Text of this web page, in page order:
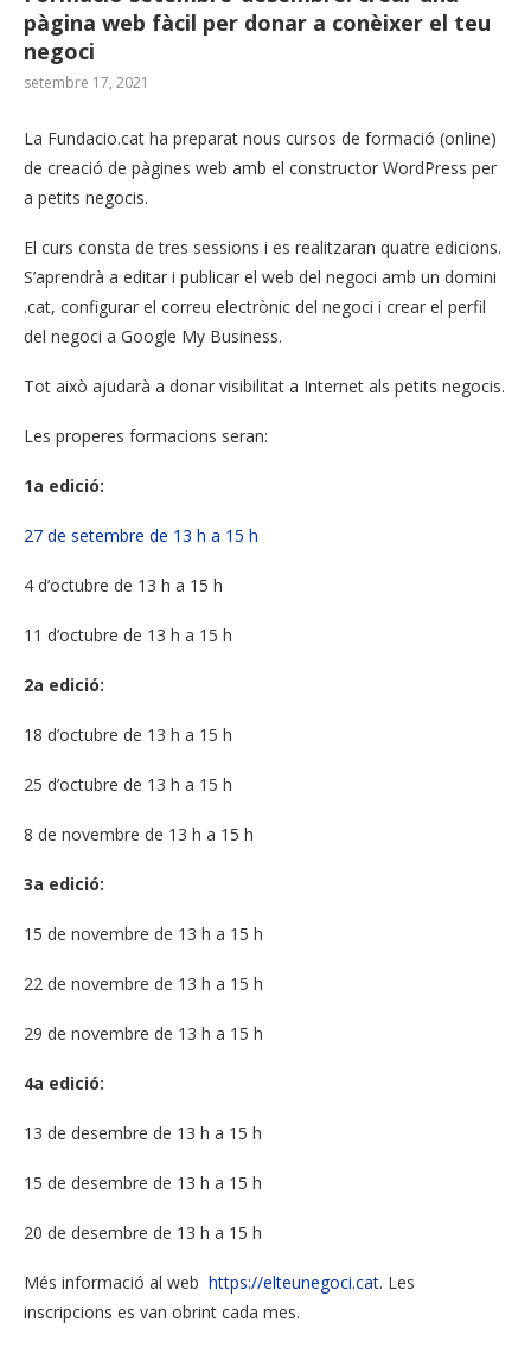
pàgina web fàcil per donar a conèixer el teu
negoci
setembre 17, 2021
La Fundacio.cat ha preparat nous cursos de formació (online)
de creació de pàgines web amb el constructor WordPress per
a petits negocis.
El curs consta de tres sessions i es realitzaran quatre edicions.
S’aprendrà a editar i publicar el web del negoci amb un domini
.cat, configurar el correu electrònic del negoci i crear el perfil
del negoci a Google My Business.
Tot això ajudarà a donar visibilitat a Internet als petits negocis.
Les properes formacions seran:
1a edició:
27 de setembre de 13 h a 15 h
4 d’octubre de 13 h a 15 h
11 d’octubre de 13 h a 15 h
2a edició:
18 d’octubre de 13 h a 15 h
25 d’octubre de 13 h a 15 h
8 de novembre de 13 h a 15 h
3a edició:
15 de novembre de 13 h a 15 h
22 de novembre de 13 h a 15 h
29 de novembre de 13 h a 15 h
4a edició:
13 de desembre de 13 h a 15 h
15 de desembre de 13 h a 15 h
20 de desembre de 13 h a 15 h
Més informació al web https://elteunegoci.cat. Les
inscripcions es van obrint cada mes.